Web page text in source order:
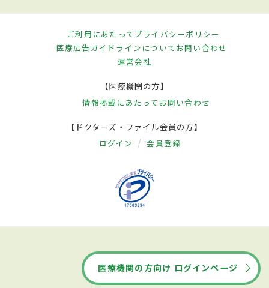
ご利用にあたってプライバシーポリシー
医療広告ガイドラインについてお問い合わせ
運営会社
【医療機関の方】
情報掲載にあたって お問い合わせ
【ドクターズ・ファイル会員の方】
ログイン 会員登録
医療機関の方向け ログインページ